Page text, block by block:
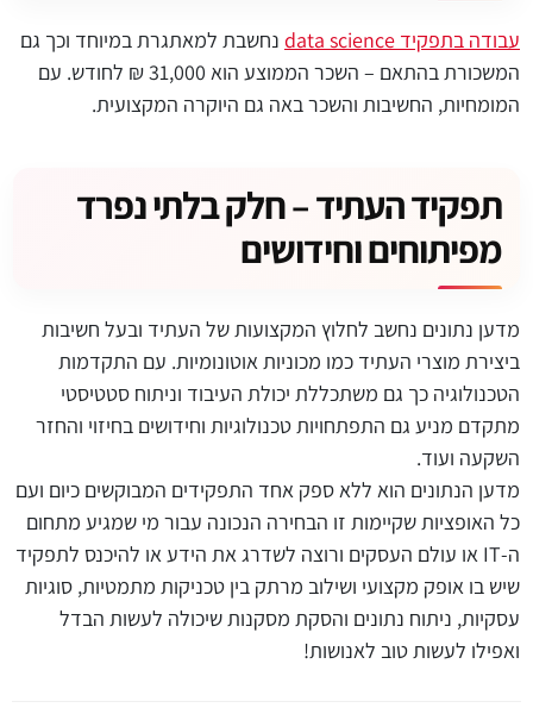
עבודה בתפקיד data science
נחשבת למאתגרת במיוחד וכך גם
המשכורת בהתאם – השכר הממוצע הוא 31,000 ₪ לחודש. עם
המומחיות, החשיבות והשכר באה גם היוקרה המקצועית.
תפקיד העתיד – חלק בלתי נפרד
מפיתוחים וחידושים
מדען נתונים נחשב לחלוץ המקצועות של העתיד ובעל חשיבות
ביצירת מוצרי העתיד כמו מכוניות אוטונומיות. עם התקדמות
הטכנולוגיה כך גם משתכללת יכולת העיבוד וניתוח סטטיסטי
מתקדם מניע גם התפתחויות טכנולוגיות וחידושים בחיזוי והחזר
השקעה ועוד.
מדען הנתונים הוא ללא ספק אחד התפקידים המבוקשים כיום ועם
כל האופציות שקיימות זו הבחירה הנכונה עבור מי שמגיע מתחום
ה-IT או עולם העסקים ורוצה לשדרג את הידע או להיכנס לתפקיד
שיש בו אופק מקצועי ושילוב מרתק בין טכניקות מתמטיות, סוגיות
עסקיות, ניתוח נתונים והסקת מסקנות שיכולה לעשות הבדל
ואפילו לעשות טוב לאנושות!